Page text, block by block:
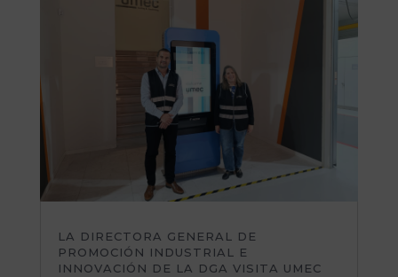
LA DIRECTORA GENERAL DE
PROMOCIÓN INDUSTRIAL E
INNOVACIÓN DE LA DGA VISITA UMEC